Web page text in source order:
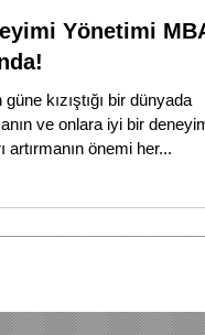
Yönetimi MBA
kızıştığı bir dünyada